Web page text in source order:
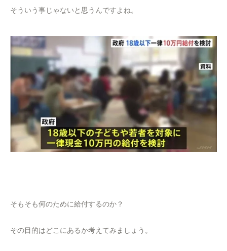
そういう事じゃないと思うんですよね。
そもそも何のために給付するのか？
その目的はどこにあるか考えてみましょう。